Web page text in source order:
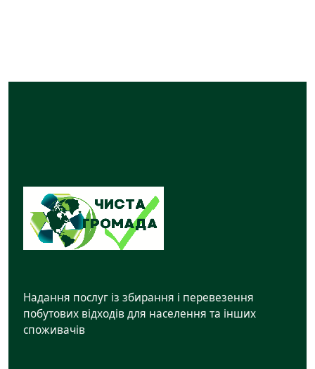
Надання послуг із збирання і перевезення
побутових відходів для населення та інших
споживачів